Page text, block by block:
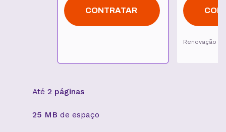
CONTRATAR
Renovação
Até 2 páginas
25 MB de espaço